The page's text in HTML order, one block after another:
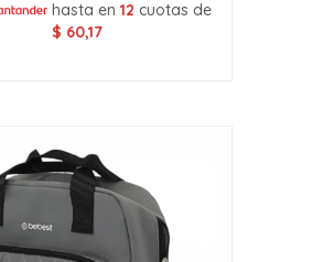
hasta en12 cuotas de
$ 60,17